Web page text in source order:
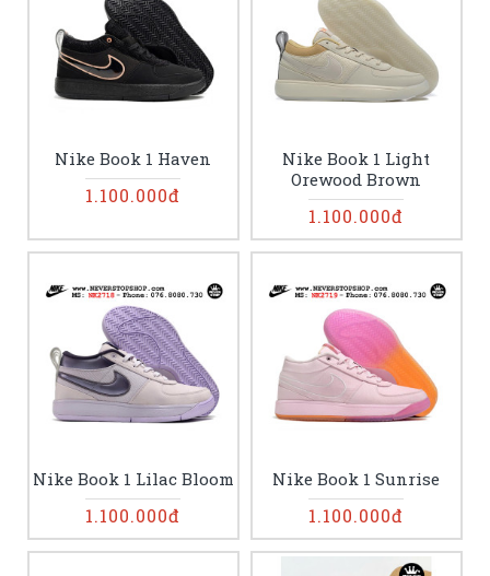
Nike Book 1 Haven
1.100.000đ
Nike Book 1 Light
Orewood Brown
1.100.000đ
Nike Book 1 Lilac Bloom
1.100.000đ
Nike Book 1 Sunrise
1.100.000đ